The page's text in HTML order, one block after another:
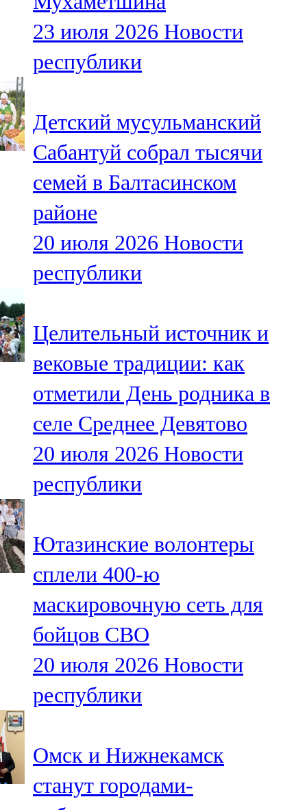
Мөслим
100,0 FM
Нурлат
Олы Әтнә
71,42 FM
Сарман
107,8 FM
Теләче
106,1 FM
102,6 FM
Чирмешән
107,7 FM
Чистай
103,0 FM
Чүпрәле
Шәмәрдән
102,3 FM
Яңа чишмә
107,0 FM
Яр Чаллы
105,5 FM
23 июля 2026 Новости
республики
Детский мусульманский
Сабантуй собрал тысячи
семей в Балтасинском
районе
20 июля 2026 Новости
республики
Целительный источник и
вековые традиции: как
отметили День родника в
селе Среднее Девятово
20 июля 2026 Новости
республики
Ютазинские волонтеры
сплели 400-ю
маскировочную сеть для
бойцов СВО
20 июля 2026 Новости
республики
Омск и Нижнекамск
станут городами-